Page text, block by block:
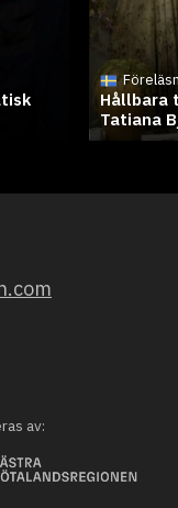
Hållbara
Tatiana
av: